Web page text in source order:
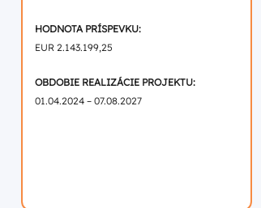
HODNOTA PRÍSPEVKU:
EUR 2.143.199,25
OBDOBIE REALIZÁCIE PROJEKTU:
01.04.2024 – 07.08.2027